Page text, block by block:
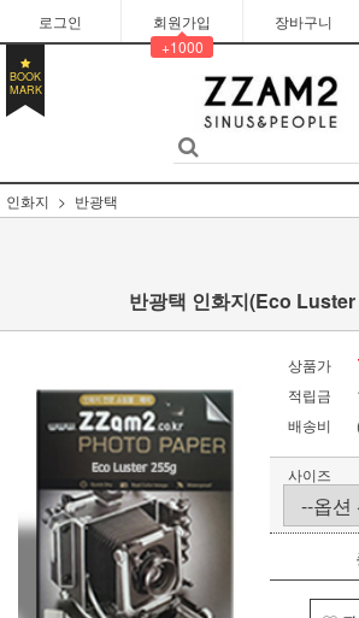
로그인
회원가입
+1000
장바구니
BOOK
MARK
인화지 반광택
반광택 인화지(Eco
상품가
적립금
배송비
사이즈